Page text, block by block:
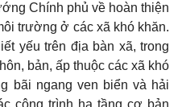
Chính phủ về hoàn thiện
trường ở các xã khó khăn.
yếu trên địa bàn xã, trong
bản, ấp thuộc các xã khó
bãi ngang ven biển và hải
công trình hạ tầng cơ bản